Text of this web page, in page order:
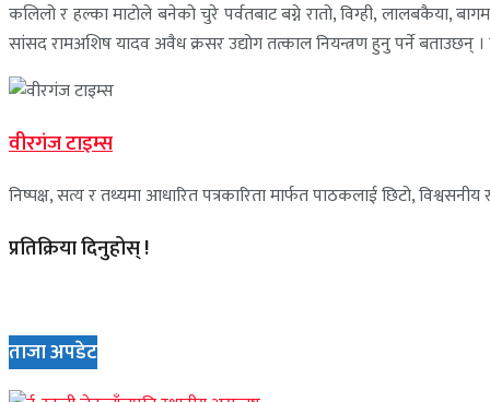
कलिलो र हल्का माटोले बनेको चुरे पर्वतबाट बग्ने रातो, विग्ही, लालबकैया,
सांसद रामअशिष यादव अवैध क्रसर उद्योग तत्काल नियन्त्रण हुनु पर्ने
वीरगंज टाइम्स
निष्पक्ष, सत्य र तथ्यमा आधारित पत्रकारिता मार्फत पाठकलाई छिटो,
प्रतिक्रिया दिनुहोस् !
ताजा अपडेट